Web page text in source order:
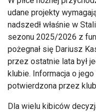
udane projekty
nadszedł właśnie w
sezonu 2025/2026 z
pożegnał się Dariusz
przez ostatnie lata był
klubie. Informacja o
potwierdzona przez
Dla wielu kibiców